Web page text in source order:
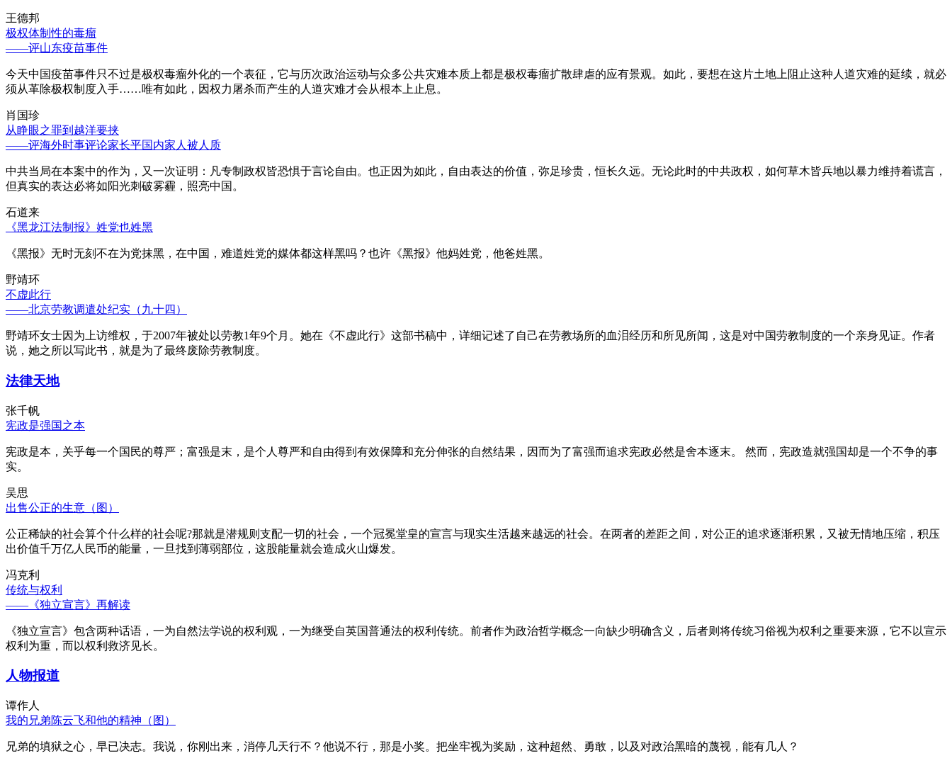
王德邦
极权体制性的毒瘤
——评山东疫苗事件
今天中国疫苗事件只不过是极权毒瘤外化的一个表征，它与历次政治运动与众多公共灾难本质上都是极权毒瘤扩散肆虐的应有景观。如此，要想在这片土地上阻止这种人道灾难的延续，就必
须从革除极权制度入手……唯有如此，因权力屠杀而产生的人道灾难才会从根本上止息。
肖国珍
从睁眼之罪到越洋要挟
——评海外时事评论家长平国内家人被人质
中共当局在本案中的作为，又一次证明：凡专制政权皆恐惧于言论自由。也正因为如此，自由表达的价值，弥足珍贵，恒长久远。无论此时的中共政权，如何草木皆兵地以暴力维持着谎言，
但真实的表达必将如阳光刺破雾霾，照亮中国。
石道来
《黑龙江法制报》姓党也姓黑
《黑报》无时无刻不在为党抹黑，在中国，难道姓党的媒体都这样黑吗？也许《黑报》他妈姓党，他爸姓黑。
野靖环
不虚此行
——北京劳教调遣处纪实（九十四）
野靖环女士因为上访维权，于2007年被处以劳教1年9个月。她在《不虚此行》这部书稿中，详细记述了自己在劳教场所的血泪经历和所见所闻，这是对中国劳教制度的一个亲身见证。作者
说，她之所以写此书，就是为了最终废除劳教制度。
法律天地
张千帆
宪政是强国之本
宪政是本，关乎每一个国民的尊严；富强是末，是个人尊严和自由得到有效保障和充分伸张的自然结果，因而为了富强而追求宪政必然是舍本逐末。 然而，宪政造就强国却是一个不争的事
实。
吴思
出售公正的生意（图）
公正稀缺的社会算个什么样的社会呢?那就是潜规则支配一切的社会，一个冠冕堂皇的宣言与现实生活越来越远的社会。在两者的差距之间，对公正的追求逐渐积累，又被无情地压缩，积压
出价值千万亿人民币的能量，一旦找到薄弱部位，这股能量就会造成火山爆发。
冯克利
传统与权利
——《独立宣言》再解读
《独立宣言》包含两种话语，一为自然法学说的权利观，一为继受自英国普通法的权利传统。前者作为政治哲学概念一向缺少明确含义，后者则将传统习俗视为权利之重要来源，它不以宣示
权利为重，而以权利救济见长。
人物报道
谭作人
我的兄弟陈云飞和他的精神（图）
兄弟的填狱之心，早已决志。我说，你刚出来，消停几天行不？他说不行，那是小奖。把坐牢视为奖励，这种超然、勇敢，以及对政治黑暗的蔑视，能有几人？